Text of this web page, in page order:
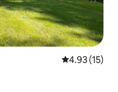
คะแนนเฉลี่ย
4.93 (15)